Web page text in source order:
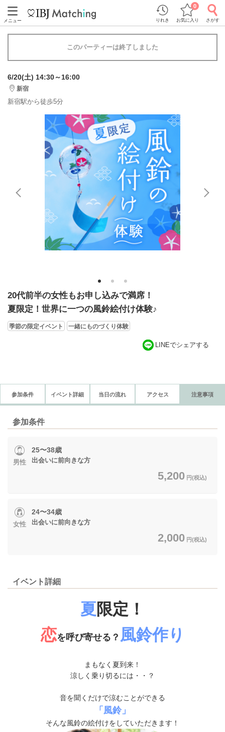
メニュー りれき お気に入り
0
さがす
このパーティーは終了しました
6/20(土) 14:30～16:00
新宿
新宿駅から徒歩5分
1 2 3
20代前半の女性もお申し込みで満席！
夏限定！世界に一つの風鈴絵付け体験♪
季節の限定イベント 一緒にものづくり体験
LINEでシェアする
参加条件 イベント詳細 当日の流れ アクセス 注意事項
参加条件
男性
25〜38歳
出会いに前向きな方
5,200 円(税込)
女性
24〜34歳
出会いに前向きな方
2,000 円(税込)
イベント詳細
夏限定！
恋を呼び寄せる？ 風鈴作り
まもなく夏到来！
涼しく乗り切るには・・？
音を聞くだけで涼むことができる
「風鈴」
そんな風鈴の絵付けをしていただきます！